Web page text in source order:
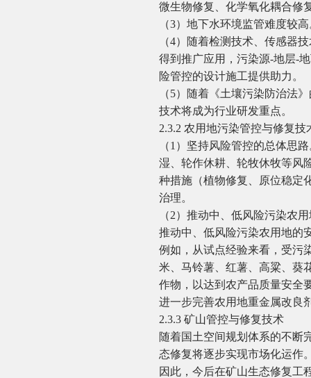
微生物修复、化学氧化耦合修
（3）地下水环境监管难度较
（4）随着检测技术、传感器
得到推广应用，污染源-地层-
险管控的设计施工提供助力。
（5）随着《土壤污染防治法
技术将成为行业研发重点。
2.3.2 农用地污染管控与修复技
（1）坚持风险管控的总体思
湿、轮作休耕、轮牧休牧等风
种措施（植物修复、原位稳定
治理。
（2）推动中、低风险污染农
推动中、低风险污染农用地的
例如，从试点经验来看，受污
米、马铃薯、红薯、高粱、葵
作物，以达到农产品质量安全
进一步完善农用地重金属改良
2.3.3 矿山管控与修复技术
随着国土空间规划体系的不断
态修复将逐步实现市场化运作
因此，今后在矿山生态修复工